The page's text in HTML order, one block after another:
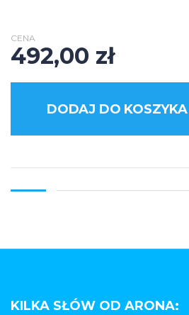
CENA
492,00 zł
DODAJ DO KOSZYKA
KILKA SŁÓW OD ARONA: